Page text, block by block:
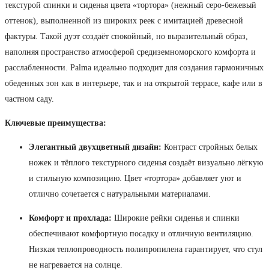
текстурой спинки и сиденья цвета «тортора» (нежный серо-бежевый
оттенок), выполненной из широких реек с имитацией древесной
фактуры. Такой дуэт создаёт спокойный, но выразительный образ,
наполняя пространство атмосферой средиземноморского комфорта и
расслабленности. Palma идеально подходит для создания гармоничных
обеденных зон как в интерьере, так и на открытой террасе, кафе или в
частном саду.
Ключевые преимущества:
Элегантный двухцветный дизайн: Контраст стройных белых
ножек и тёплого текстурного сиденья создаёт визуально лёгкую
и стильную композицию. Цвет «тортора» добавляет уют и
отлично сочетается с натуральными материалами.
Комфорт и прохлада: Широкие рейки сиденья и спинки
обеспечивают комфортную посадку и отличную вентиляцию.
Низкая теплопроводность полипропилена гарантирует, что стул
не нагревается на солнце.